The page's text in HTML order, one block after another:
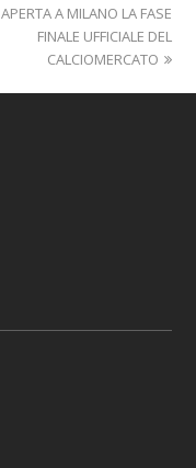
next
post:
APERTA A MILANO LA FASE
FINALE UFFICIALE DEL
CALCIOMERCATO